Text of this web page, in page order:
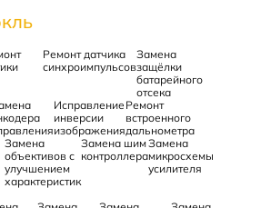
Ремонт датчика
синхроимпульсов
Замена
защёлки
батарейного
отсека
Исправление
инверсии
изображения
Ремонт
встроенного
дальнометра
Замена
объективов с
улучшением
характеристик
Замена шим
контроллера
Замена
микросхемы
усилителя